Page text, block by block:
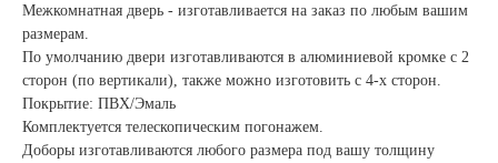
Межкомнатная дверь - изготавливается на заказ по любым вашим
размерам.
По умолчанию двери изготавливаются в алюминиевой кромке с 2
сторон (по вертикали), также можно изготовить с 4-х сторон.
Покрытие: ПВХ/Эмаль
Комплектуется телескопическим погонажем.
Доборы изготавливаются любого размера под вашу толщину